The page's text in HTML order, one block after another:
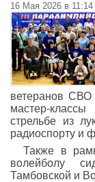
16 Мая 2026 в 11:14
ветеранов СВО
мастер-
стрельбе из
радиоспорту и
Также в
волейболу
Тамбовской и